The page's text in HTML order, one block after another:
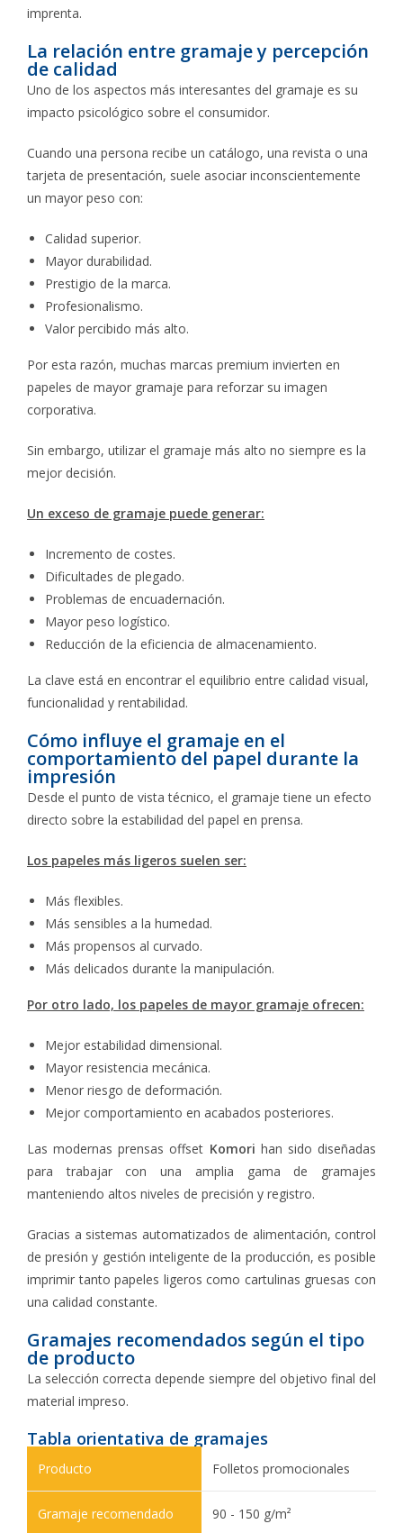
imprenta.
La relación entre gramaje y percepción
de calidad
Uno de los aspectos más interesantes del gramaje es su
impacto psicológico sobre el consumidor.
Cuando una persona recibe un catálogo, una revista o una
tarjeta de presentación, suele asociar inconscientemente
un mayor peso con:
Calidad superior.
Mayor durabilidad.
Prestigio de la marca.
Profesionalismo.
Valor percibido más alto.
Por esta razón, muchas marcas premium invierten en
papeles de mayor gramaje para reforzar su imagen
corporativa.
Sin embargo, utilizar el gramaje más alto no siempre es la
mejor decisión.
Un exceso de gramaje puede generar:
Incremento de costes.
Dificultades de plegado.
Problemas de encuadernación.
Mayor peso logístico.
Reducción de la eficiencia de almacenamiento.
La clave está en encontrar el equilibrio entre calidad visual,
funcionalidad y rentabilidad.
Cómo influye el gramaje en el
comportamiento del papel durante la
impresión
Desde el punto de vista técnico, el gramaje tiene un efecto
directo sobre la estabilidad del papel en prensa.
Los papeles más ligeros suelen ser:
Más flexibles.
Más sensibles a la humedad.
Más propensos al curvado.
Más delicados durante la manipulación.
Por otro lado, los papeles de mayor gramaje ofrecen:
Mejor estabilidad dimensional.
Mayor resistencia mecánica.
Menor riesgo de deformación.
Mejor comportamiento en acabados posteriores.
Las modernas prensas offset Komori han sido diseñadas
para trabajar con una amplia gama de gramajes
manteniendo altos niveles de precisión y registro.
Gracias a sistemas automatizados de alimentación, control
de presión y gestión inteligente de la producción, es posible
imprimir tanto papeles ligeros como cartulinas gruesas con
una calidad constante.
Gramajes recomendados según el tipo
de producto
La selección correcta depende siempre del objetivo final del
material impreso.
Tabla orientativa de gramajes
Folletos promocionales
90 - 150 g/m²